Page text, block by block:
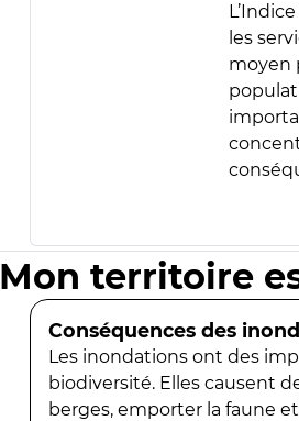
les
moyen
Mon territoire
Conséquences des
Les inondations ont des
biodiversité. Elles causent
berges, emporter la faune